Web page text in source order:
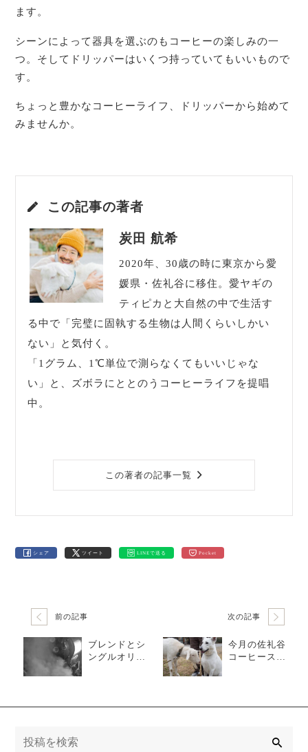
ます。
シーンによって器具を選ぶのもコーヒーの楽しみの一
つ。そしてドリッパーはいくつ持っていてもいいもので
す。
ちょっと豊かなコーヒーライフ、ドリッパーから始めて
みませんか。
この記事の著者
炭田 航希
2020年、30歳の時に東京から愛
媛県・佐礼谷に移住。愛ヤギの
ティピカと大自然の中で生活す
る中で「完璧に固執する生物は人間くらいしかい
ない」と気付く。
「1グラム、1℃単位で測らなくてもいいじゃな
い」と、ズボラにととのうコーヒーライフを提唱
中。
この著者の記事一覧
シェア ツイート LINEで送る Pocket
前の記事
ブレンドとシ
ングルオリジ
次の記事
今月の佐礼谷
コーヒースタ